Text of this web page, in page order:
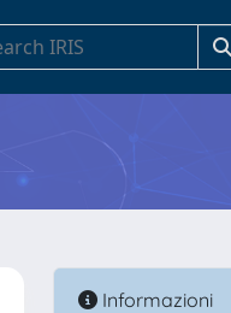
Informazioni